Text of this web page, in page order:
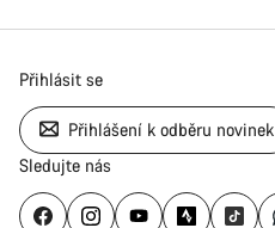
Přihlásit se
Přihlášení k odběru novinek
Sledujte nás